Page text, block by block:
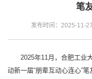
笔
发布时间：2025-11-27
2025年11月，合肥工业
动新一届“朋辈互动心连心”